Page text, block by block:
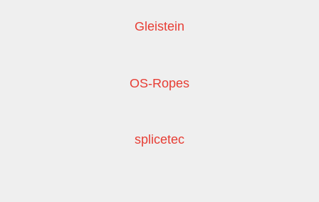
Gleistein
OS-Ropes
splicetec